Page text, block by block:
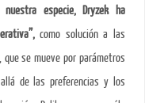
especie, Dryzek ha
como solución a las
se mueve por parámetros
de las preferencias y los